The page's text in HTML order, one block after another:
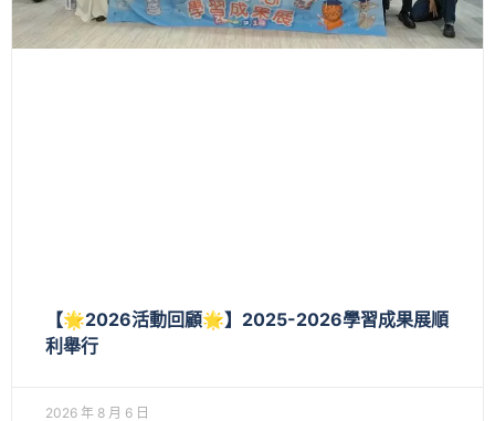
【🌟2026活動回顧🌟】2025-2026學習成果展順
利舉行
2026 年 8 月 6 日